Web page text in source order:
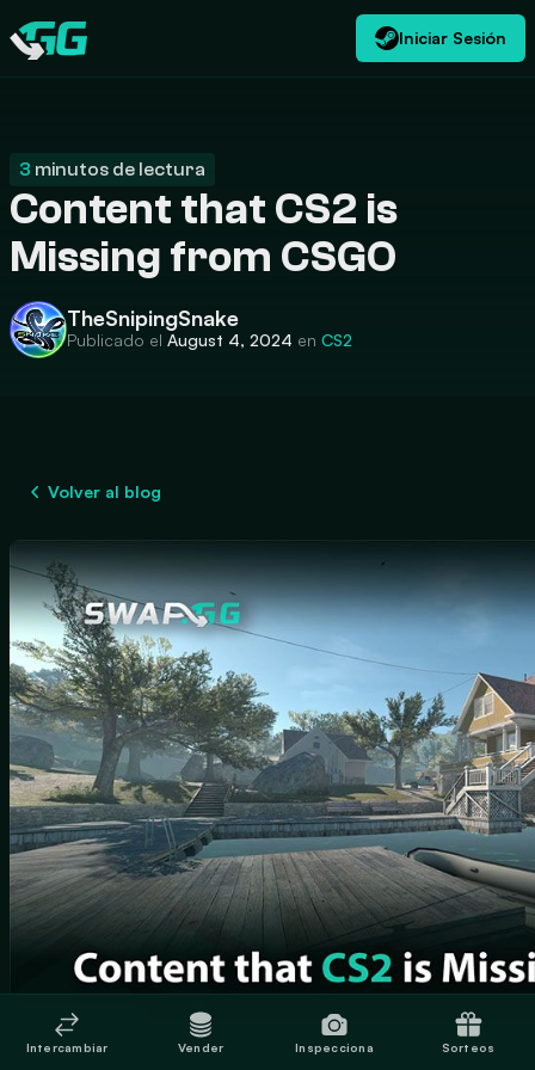
Swap.gg
Iniciar Sesión
CATEGORIES ES $ USD
3 minutos de lectura
Content that CS2 is
Missing from CSGO
TheSnipingSnake
Publicado el August 4, 2024 en CS2
Volver al blog
Intercambiar Vender Inspecciona Sorteos